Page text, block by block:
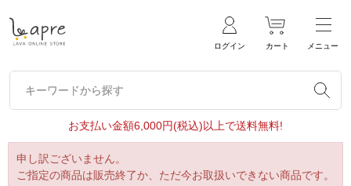
ログイン カート メニュー
キーワードから探す
キーワードから探す
お支払い金額6,000円(税込)以上で送料無料!
申し訳ございません。
ご指定の商品は販売終了か、ただ今お取扱いできない商品です。